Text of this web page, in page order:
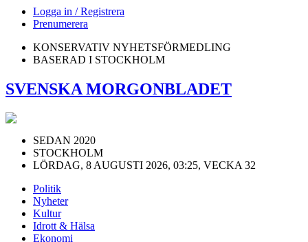
Logga in / Registrera
Prenumerera
KONSERVATIV NYHETSFÖRMEDLING
BASERAD I STOCKHOLM
SVENSKA MORGONBLADET
SEDAN 2020
STOCKHOLM
LÖRDAG, 8 AUGUSTI 2026, 03:25, VECKA 32
Politik
Nyheter
Kultur
Idrott & Hälsa
Ekonomi